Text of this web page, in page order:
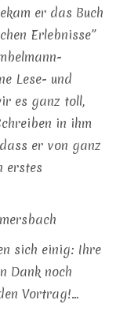
er das Buch
Erlebnisse”
Lese- und
es ganz toll,
in ihm
er von ganz
erstes
sich einig: Ihre
Dank noch
Vortrag!…